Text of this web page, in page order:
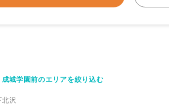
城学園前のエリアを絞り込む
北沢